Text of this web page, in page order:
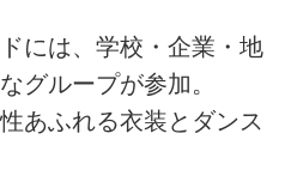
には、学校・企業・地
グループが参加。
あふれる衣装とダンス